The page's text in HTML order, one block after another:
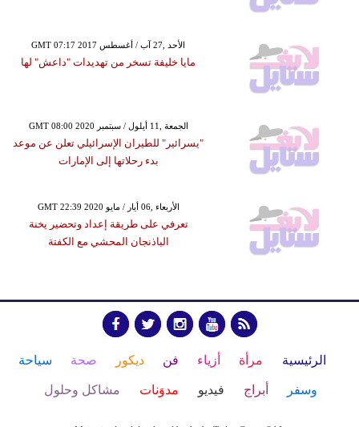
GMT 07:17 2017 الأحد ,27 آب / أغسطس
مايا خليفة تسخر من تهديدات "داعش" لها
GMT 08:00 2020 الجمعة ,11 أيلول / سبتمبر
"يسرائير" للطيران الإسرائيلي تعلن عن موعد
بدء رحلاتها إلى الإمارات
GMT 22:39 2020 الأربعاء ,06 أيار / مايو
تعرفي على طريقة إعداد وتحضير يخنة
الباذنجان المحشي مع الكفتة
الرئيسية مرأة أزياء فن ديكور صحة سياحة
وسفر أبراج فيديو مدوَنات مشاكل وحلول